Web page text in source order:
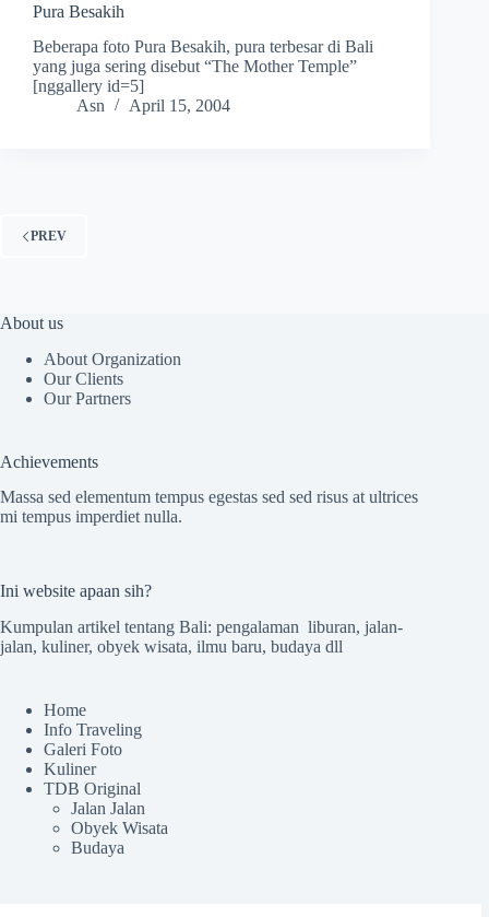
Pura Besakih
Beberapa foto Pura Besakih, pura terbesar di Bali
yang juga sering disebut “The Mother Temple”
[nggallery id=5]
Asn
April 15, 2004
PREV
About us
About Organization
Our Clients
Our Partners
Achievements
Massa sed elementum tempus egestas sed sed risus at ultrices
mi tempus imperdiet nulla.
Ini website apaan sih?
Kumpulan artikel tentang Bali: pengalaman liburan, jalan-
jalan, kuliner, obyek wisata, ilmu baru, budaya dll
Home
Info Traveling
Galeri Foto
Kuliner
TDB Original
Jalan Jalan
Obyek Wisata
Budaya